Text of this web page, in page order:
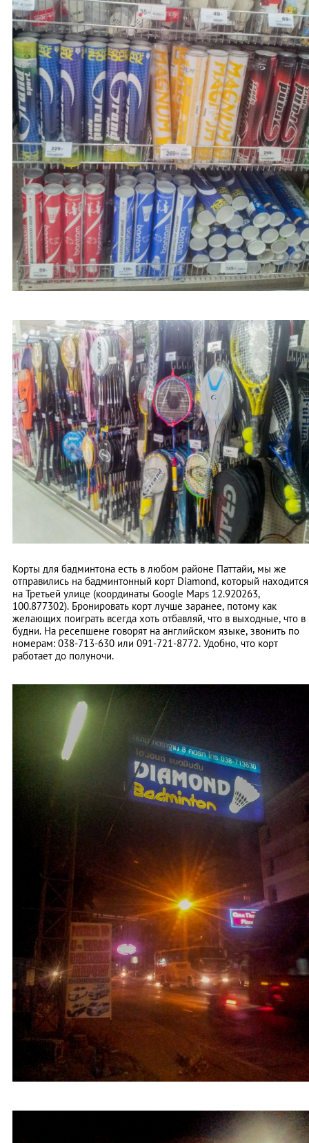
Корты для бадминтона есть в любом районе Паттайи, мы же
отправились на бадминтонный корт Diamond, который находится
на Третьей улице (координаты Google Maps 12.920263,
100.877302). Бронировать корт лучше заранее, потому как
желающих поиграть всегда хоть отбавляй, что в выходные, что в
будни. На ресепшене говорят на английском языке, звонить по
номерам: 038-713-630 или 091-721-8772. Удобно, что корт
работает до полуночи.